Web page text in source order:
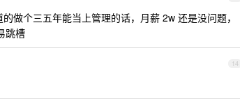
做个三五年能当上管理的话，月薪 2w 还是没问题，
跳槽
14